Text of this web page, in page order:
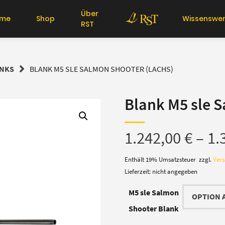
Shop
Über
RST
BLANK M5 SLE SALMON SHOOTER (LACHS)
Blank M5 sle
1.242,00€–
Enthält 19% Umsatzsteuer zzgl.
Lieferzeit: nicht angegeben
M5 sle Salmon
Shooter Blank